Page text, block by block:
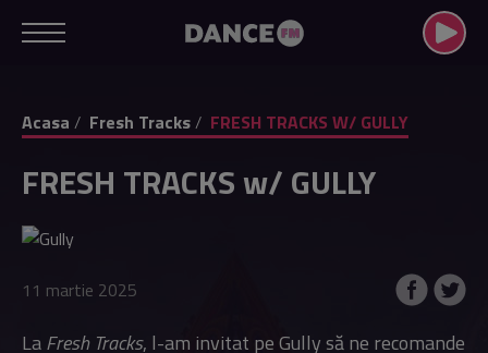
Acasa Fresh Tracks FRESH TRACKS W/ GULLY
FRESH TRACKS w/ GULLY
11 martie 2025
LaFresh Tracks, l-am invitat pe Gully să ne recomande